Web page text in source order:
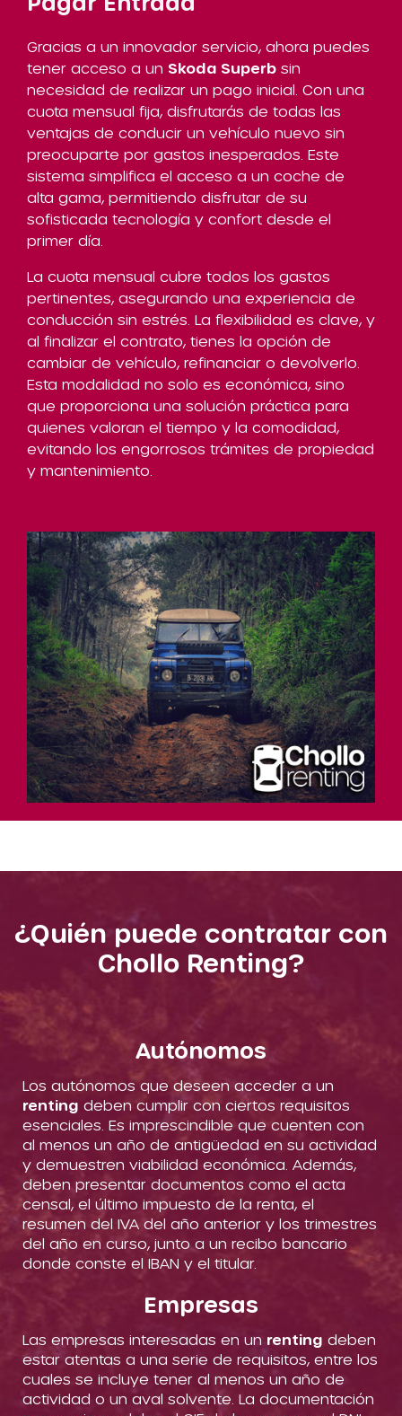
Gracias a un innovador servicio, ahora puedes
tener acceso a un Skoda Superb sin
necesidad de realizar un pago inicial. Con una
cuota mensual fija, disfrutarás de todas las
ventajas de conducir un vehículo nuevo sin
preocuparte por gastos inesperados. Este
sistema simplifica el acceso a un coche de
alta gama, permitiendo disfrutar de su
sofisticada tecnología y confort desde el
primer día.
La cuota mensual cubre todos los gastos
pertinentes, asegurando una experiencia de
conducción sin estrés. La flexibilidad es clave, y
al finalizar el contrato, tienes la opción de
cambiar de vehículo, refinanciar o devolverlo.
Esta modalidad no solo es económica, sino
que proporciona una solución práctica para
quienes valoran el tiempo y la comodidad,
evitando los engorrosos trámites de propiedad
y mantenimiento.
¿Quién puede contratar con
Chollo Renting?
Autónomos
Los autónomos que deseen acceder a un
renting deben cumplir con ciertos requisitos
esenciales. Es imprescindible que cuenten con
al menos un año de antigüedad en su actividad
y demuestren viabilidad económica. Además,
deben presentar documentos como el acta
censal, el último impuesto de la renta, el
resumen del IVA del año anterior y los trimestres
del año en curso, junto a un recibo bancario
donde conste el IBAN y el titular.
Empresas
Las empresas interesadas en un renting deben
estar atentas a una serie de requisitos, entre los
cuales se incluye tener al menos un año de
actividad o un aval solvente. La documentación